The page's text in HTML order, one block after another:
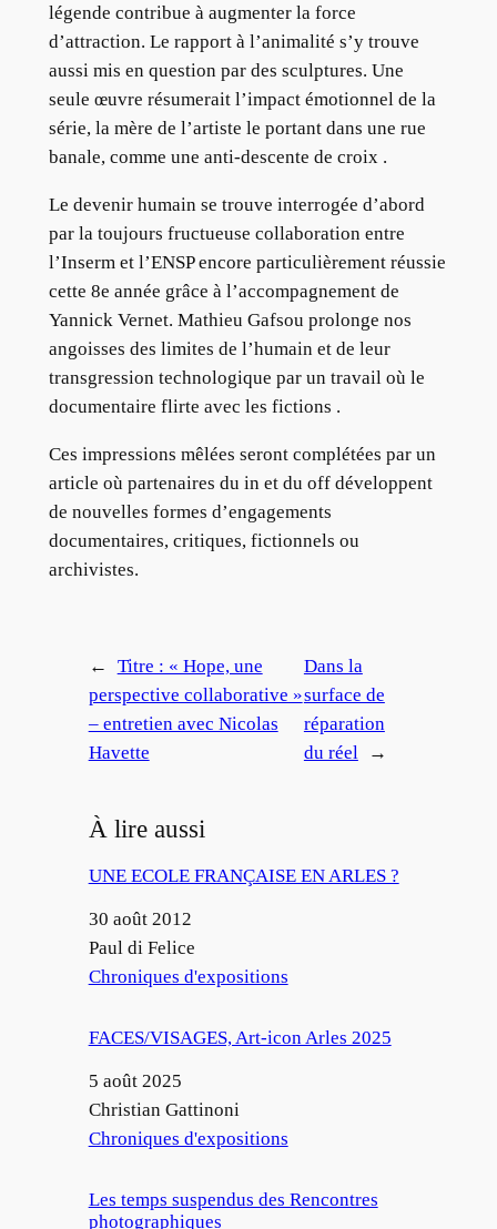
légende contribue à augmenter la force
d’attraction. Le rapport à l’animalité s’y trouve
aussi mis en question par des sculptures. Une
seule œuvre résumerait l’impact émotionnel de la
série, la mère de l’artiste le portant dans une rue
banale, comme une anti-descente de croix .
Le devenir humain se trouve interrogée d’abord
par la toujours fructueuse collaboration entre
l’Inserm et l’ENSP encore particulièrement réussie
cette 8e année grâce à l’accompagnement de
Yannick Vernet. Mathieu Gafsou prolonge nos
angoisses des limites de l’humain et de leur
transgression technologique par un travail où le
documentaire flirte avec les fictions .
Ces impressions mêlées seront complétées par un
article où partenaires du in et du off développent
de nouvelles formes d’engagements
documentaires, critiques, fictionnels ou
archivistes.
←
Titre : « Hope, une
perspective collaborative »
– entretien avec Nicolas
Havette
Dans la
surface de
réparation
du réel
→
À lire aussi
UNE ECOLE FRANÇAISE EN ARLES ?
Date
30 août 2012
Auteur
Paul di Felice
Par rapport à
Chroniques d'expositions
FACES/VISAGES, Art-icon Arles 2025
Date
5 août 2025
Auteur
Christian Gattinoni
Par rapport à
Chroniques d'expositions
Les temps suspendus des Rencontres
photographiques